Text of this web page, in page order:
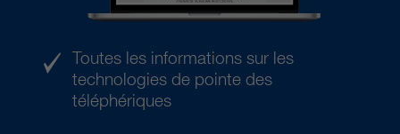
Toutes les informations sur les
technologies de pointe des
téléphériques